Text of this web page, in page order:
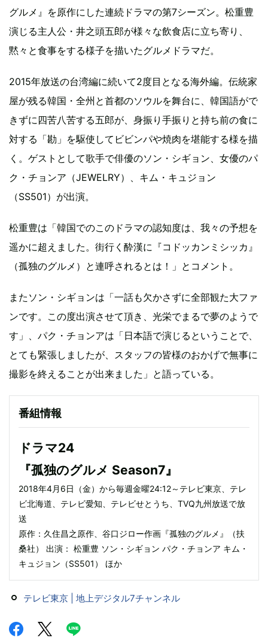
グルメ』を原作にした連続ドラマの第7シーズン。松重豊
演じる主人公・井之頭五郎が様々な飲食店に立ち寄り、
黙々と食事をする様子を描いたグルメドラマだ。
2015年放送の台湾編に続いて2度目となる海外編。伝統家
屋が残る韓国・全州と首都のソウルを舞台に、韓国語がで
きずに四苦八苦する五郎が、身振り手振りと持ち前の食に
対する「勘」を駆使してビビンパや焼肉を堪能する様を描
く。ゲストとして歌手で俳優のソン・シギョン、女優のパ
ク・チョンア（JEWELRY）、キム・キュジョン
（SS501）が出演。
松重豊は「韓国でのこのドラマの認知度は、我々の予想を
遥かに超えました。街行く酔漢に『コドッカンミシッカ』
（孤独のグルメ）と連呼されるとは！」とコメント。
またソン・シギョンは「一話も欠かさずに全部観た大ファ
ンです。この度出演させて頂き、光栄でまるで夢のようで
す」、パク・チョンアは「日本語で演じるということで、
とても緊張しましたが、スタッフの皆様のおかげで無事に
撮影を終えることが出来ました」と語っている。
番組情報
ドラマ24
『孤独のグルメ Season7』
2018年4月6日（金）から毎週金曜24:12～テレビ東京、テレ
ビ北海道、テレビ愛知、テレビせとうち、TVQ九州放送で放
送
原作：久住昌之原作、谷口ジロー作画『孤独のグルメ』（扶
桑社） 出演： 松重豊 ソン・シギョン パク・チョンア キム・
キュジョン（SS501） ほか
テレビ東京 | 地上デジタル7チャンネル